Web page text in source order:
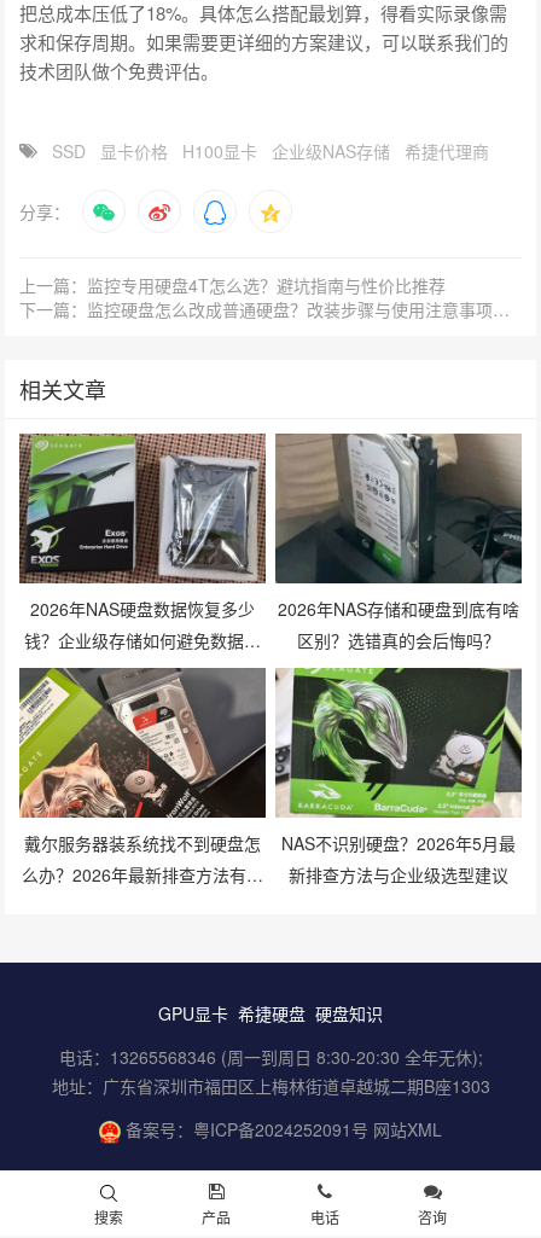
把总成本压低了18%。具体怎么搭配最划算，得看实际录像需
求和保存周期。如果需要更详细的方案建议，可以联系我们的
技术团队做个免费评估。
SSD 显卡价格 H100显卡 企业级NAS存储 希捷代理商
分享：
上一篇：监控专用硬盘4T怎么选？避坑指南与性价比推荐
下一篇：监控硬盘怎么改成普通硬盘？改装步骤与使用注意事项有哪些？
相关文章
2026年NAS硬盘数据恢复多少
钱？企业级存储如何避免数据丢
失风险？
2026年NAS存储和硬盘到底有啥
区别？选错真的会后悔吗？
戴尔服务器装系统找不到硬盘怎
么办？2026年最新排查方法有哪
NAS不识别硬盘？2026年5月最
新排查方法与企业级选型建议
GPU显卡 希捷硬盘 硬盘知识
电话：13265568346 (周一到周日 8:30-20:30 全年无休);
地址：广东省深圳市福田区上梅林街道卓越城二期B座1303
备案号： 粤ICP备2024252091号 网站XML
搜索 产品 电话 咨询